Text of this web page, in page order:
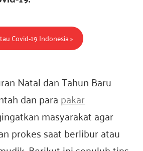
n
e
s
i
Covid-19 Indonesia »
Natal dan Tahun Baru
dan parapakar
masyarakat agar
prokes saat berlibur atau